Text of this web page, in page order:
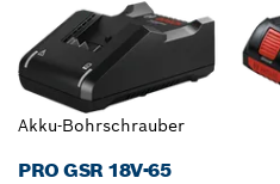
Akku-Bohrschrauber
PRO GSR 18V-65